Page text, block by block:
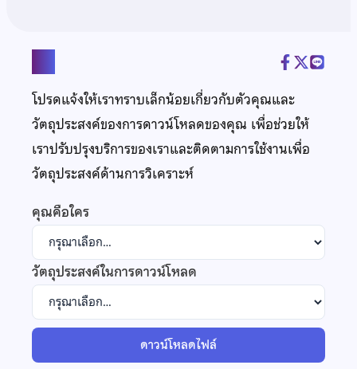
โปรดแจ้งให้เราทราบเล็กน้อยเกี่ยวกับตัวคุณและ
วัตถุประสงค์ของการดาวน์โหลดของคุณ เพื่อช่วยให้
เราปรับปรุงบริการของเราและติดตามการใช้งานเพื่อ
วัตถุประสงค์ด้านการวิเคราะห์
คุณคือใคร
วัตถุประสงค์ในการดาวน์โหลด
ดาวน์โหลดไฟล์